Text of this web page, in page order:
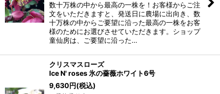
数十万株の中から最高の一株を！お客様からご注
文をいただきますと、発送日に農場に出向き、数
十万株の中からご要望に沿った最高の一株をお客
様のためにお選びさせていただきます。ショップ
童仙房は、ご要望に沿った…
クリスマスローズ
Ice N' roses 氷の薔薇ホワイト6号
9,630円(税込)